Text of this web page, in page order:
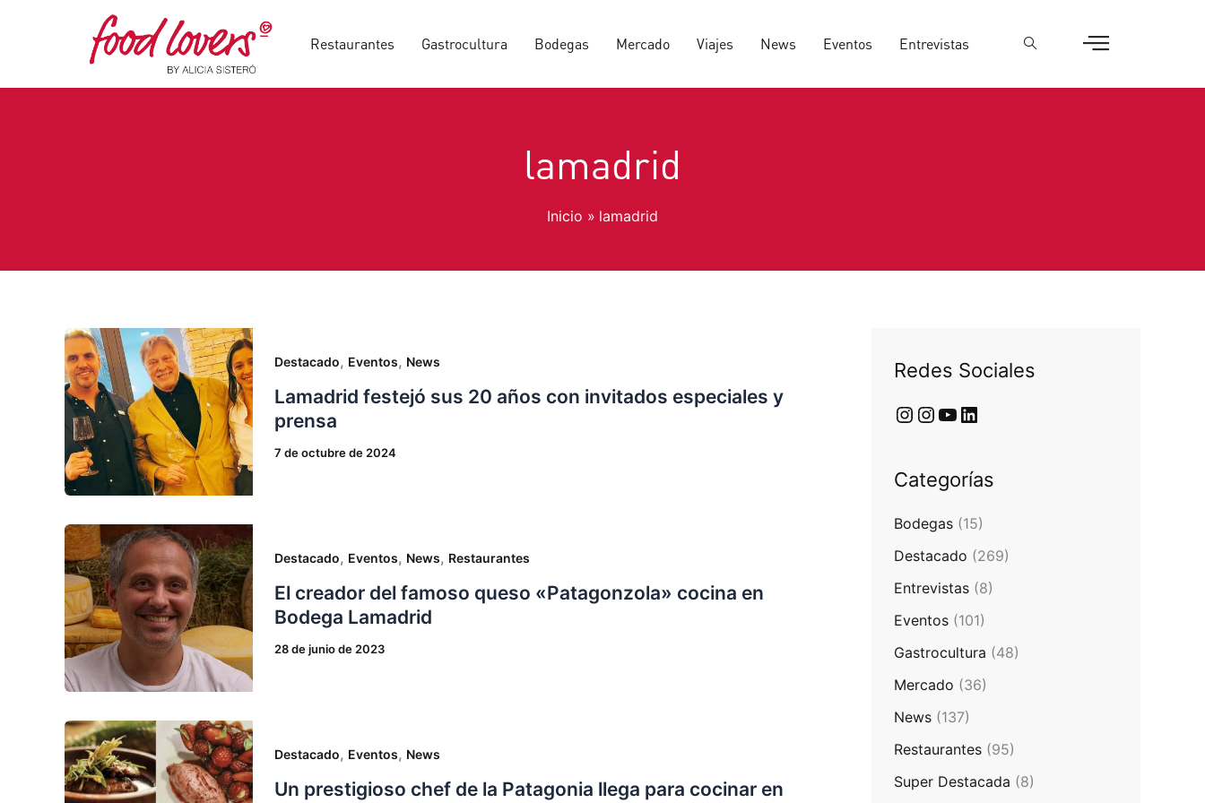
Restaurantes Gastrocultura Bodegas Mercado Viajes News Eventos Entrevistas
lamadrid
Inicio lamadrid
Destacado, Eventos, News
Lamadrid festejó sus 20 años con invitados especiales y
prensa
7 de octubre de 2024
Destacado, Eventos, News, Restaurantes
El creador del famoso queso «Patagonzola» cocina en
Bodega Lamadrid
28 de junio de 2023
Destacado, Eventos, News
Un prestigioso chef de la Patagonia llega para cocinar en
Redes Sociales
Categorías
Bodegas (15)
Destacado (269)
Entrevistas (8)
Eventos (101)
Gastrocultura (48)
Mercado (36)
News (137)
Restaurantes (95)
Super Destacada (8)